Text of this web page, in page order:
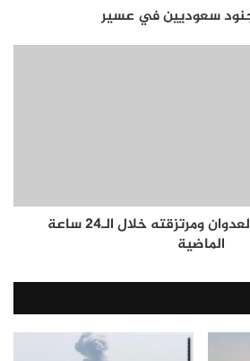
مستجدات جرائم العدوان ومرتزقته خلال الـ24 ساعة
الماضية